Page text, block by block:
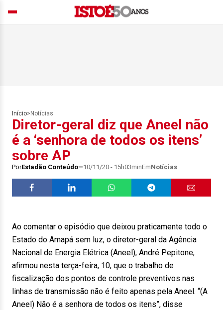
Início> Notícias
Diretor-geral diz que Aneel não
é a ‘senhora de todos os itens’
sobre AP
PorEstadão Conteúdo 10/11/20 - 15h03minEmNotícias
Ao comentar o episódio que deixou praticamente todo o
Estado do Amapá sem luz, o diretor-geral da Agência
Nacional de Energia Elétrica (Aneel), André Pepitone,
afirmou nesta terça-feira, 10, que o trabalho de
fiscalização dos pontos de controle preventivos nas
linhas de transmissão não é feito apenas pela Aneel. “(A
Aneel) Não é a senhora de todos os itens”, disse